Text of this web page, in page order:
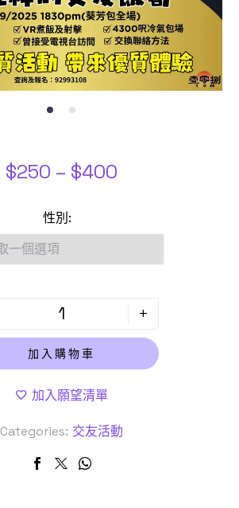
$250 – $400
性別
+
加入購物車
加入願望清單
Categories: 交友活動